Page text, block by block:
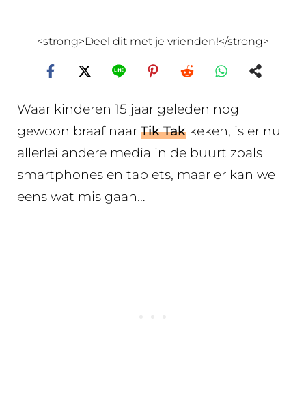
<strong>Deel dit met je vrienden!</strong>
Waar kinderen 15 jaar geleden nog
gewoon braaf naar Tik Tak keken, is er nu
allerlei andere media in de buurt zoals
smartphones en tablets, maar er kan wel
eens wat mis gaan…